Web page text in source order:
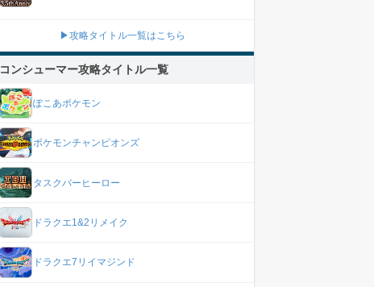
▶攻略タイトル一覧はこちら
コンシューマー攻略タイトル一覧
ぽこあポケモン
ポケモンチャンピオンズ
タスクバーヒーロー
ドラクエ1&2リメイク
ドラクエ7リイマジンド